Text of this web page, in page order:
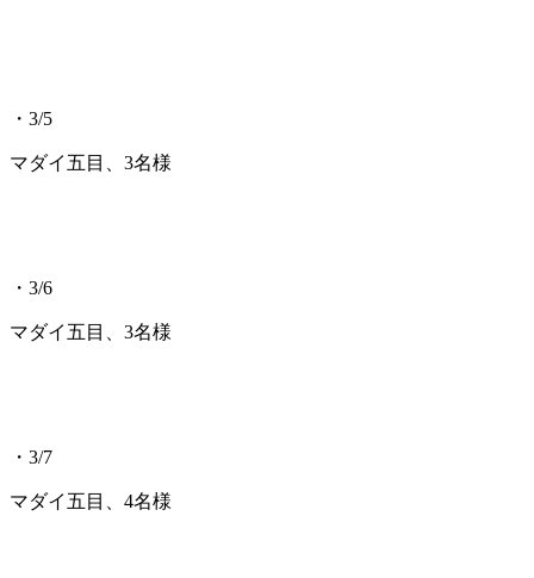
・3/5
マダイ五目、3名様
・3/6
マダイ五目、3名様
・3/7
マダイ五目、4名様